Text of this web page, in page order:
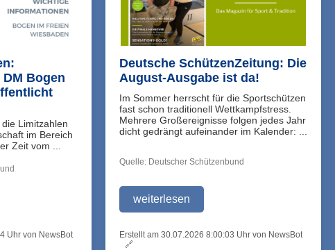
Bogen
Limitzahlen
im Bereich
Zeit vom ...
Uhr von NewsBot
Deutsche SchützenZeitung: Die
August-Ausgabe ist da!
Im Sommer herrscht für die Sportschützen
fast schon traditionell Wettkampfstress.
Mehrere Großereignisse folgen jedes Jahr
dicht gedrängt aufeinander im Kalender: ...
Quelle: Deutscher Schützenbund
weiterlesen
Erstellt am 30.07.2026 8:00:03 Uhr von NewsBot
🔗